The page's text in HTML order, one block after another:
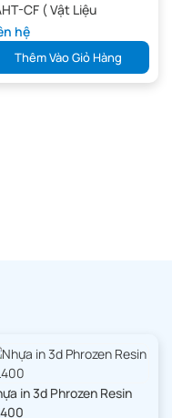
CF ( Vật Liệu
hệ
Thêm Vào Giỏ Hàng
in 3d Phrozen Resin